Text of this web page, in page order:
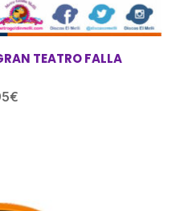
TEATRO FALLA
€